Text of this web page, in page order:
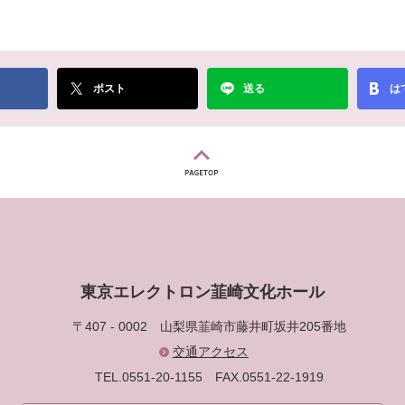
ポスト 送る は
東京エレクトロン韮崎文化ホール
〒407 - 0002 山梨県韮崎市藤井町坂井205番地
交通アクセス
TEL.0551-20-1155 FAX.0551-22-1919